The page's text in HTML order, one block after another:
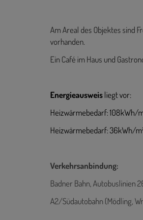
Am Areal des Objektes sind
vorhanden.
Ein Café im Haus und
Energieausweisliegt vor:
Heizwärmebedarf: 108kWh/
Heizwärmebedarf: 36kWh/
Verkehrsanbindung:
Badner Bahn, Autobuslinien
A2/Südautobahn (Mödling,